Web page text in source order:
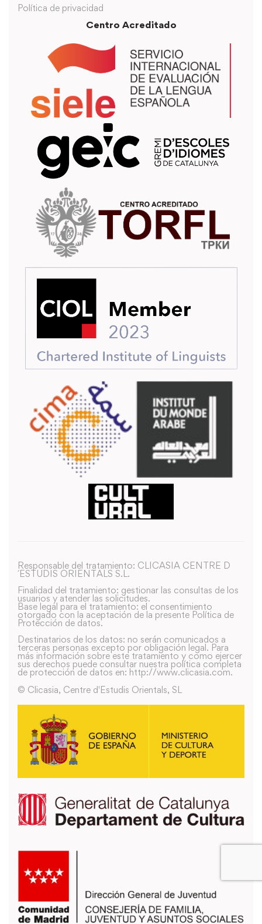
Política de privacidad
Centro Acreditado
Responsable del tratamiento: CLICASIA CENTRE D
´ESTUDIS ORIENTALS S.L.
Finalidad del tratamiento: gestionar las consultas de los
usuarios y atender las solicitudes.
Base legal para el tratamiento: el consentimiento
otorgado con la aceptación de la presente Política de
Protección de datos.
Destinatarios de los datos: no serán comunicados a
terceras personas excepto por obligación legal. Para
más información sobre este tratamiento y como ejercer
sus derechos puede consultar nuestra política completa
de protección de datos en: http://www.clicasia.com.
© Clicasia, Centre d'Estudis Orientals, SL